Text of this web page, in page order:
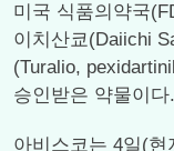
미국 식품의약국
이치산쿄(Daiichi
(Turalio,
승인받은 약물이다.
아비스코는 4일(현